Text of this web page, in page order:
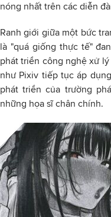
nóng nhất trên các diễn
Ranh giới giữa một bức
là "quá giống thực tế"
phát triển công nghệ xử
như Pixiv tiếp tục áp
phát triển của trường
những họa sĩ chân chính.